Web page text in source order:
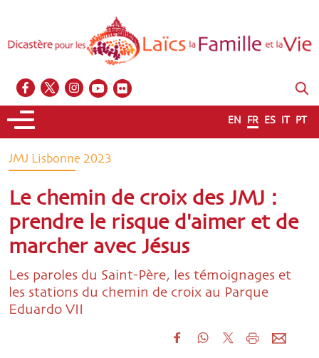
EN FR ES IT PT
JMJ Lisbonne 2023
Le chemin de croix des JMJ :
prendre le risque d'aimer et de
marcher avec Jésus
Les paroles du Saint-Père, les témoignages et
les stations du chemin de croix au Parque
Eduardo VII